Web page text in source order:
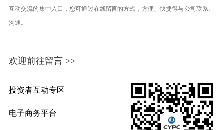
互动交流的集中入口，您可通过在线留言的方式，方便、快捷得与公司联系、
沟通。
欢迎前往留言 >>
投资者互动专区
电子商务平台